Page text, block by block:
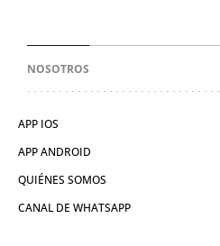
NOSOTROS
APP IOS
APP ANDROID
QUIÉNES SOMOS
CANAL DE WHATSAPP